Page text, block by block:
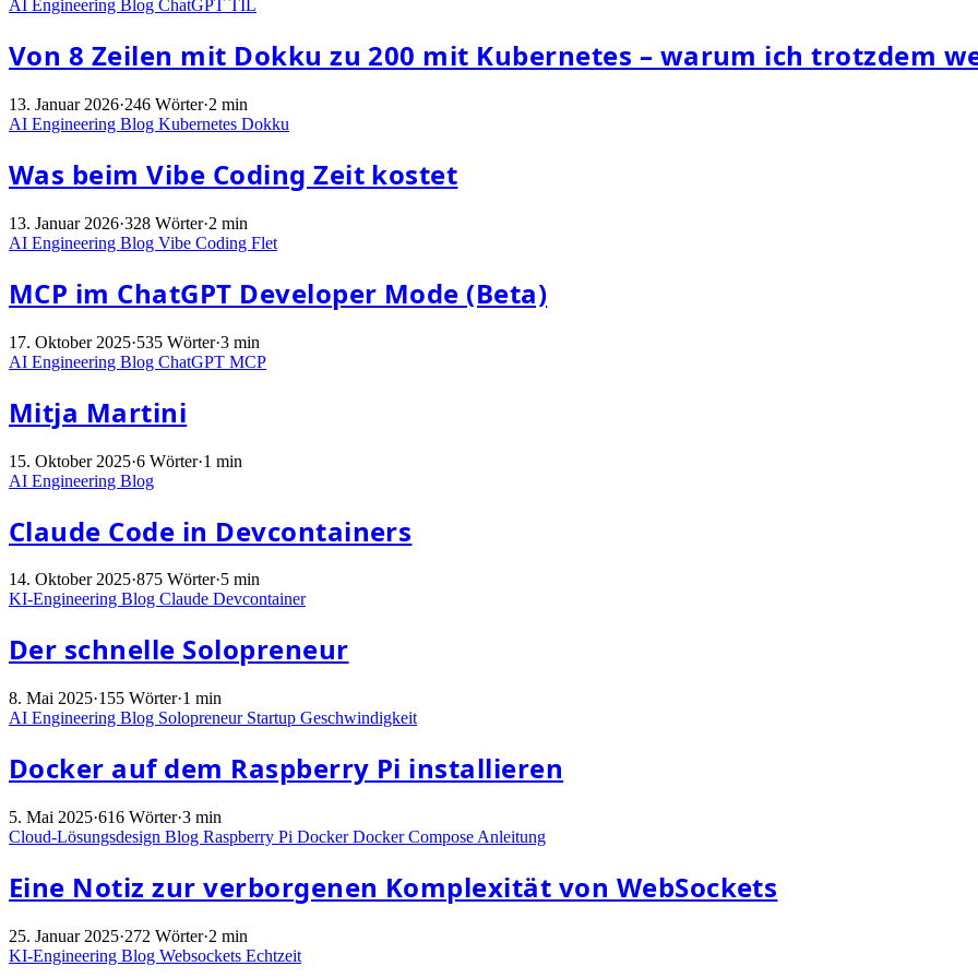
AI Engineering Blog ChatGPT TIL
Von 8 Zeilen mit Dokku zu 200 mit Kubernetes – warum ich trotzdem
13. Januar 2026·246 Wörter·2 min
AI Engineering Blog Kubernetes Dokku
Was beim Vibe Coding Zeit kostet
13. Januar 2026·328 Wörter·2 min
AI Engineering Blog Vibe Coding Flet
MCP im ChatGPT Developer Mode (Beta)
17. Oktober 2025·535 Wörter·3 min
AI Engineering Blog ChatGPT MCP
Mitja Martini
15. Oktober 2025·6 Wörter·1 min
AI Engineering Blog
Claude Code in Devcontainers
14. Oktober 2025·875 Wörter·5 min
KI-Engineering Blog Claude Devcontainer
Der schnelle Solopreneur
8. Mai 2025·155 Wörter·1 min
AI Engineering Blog Solopreneur Startup Geschwindigkeit
Docker auf dem Raspberry Pi installieren
5. Mai 2025·616 Wörter·3 min
Cloud-Lösungsdesign Blog Raspberry Pi DockerDocker Compose Anleitung
Eine Notiz zur verborgenen Komplexität von WebSockets
25. Januar 2025·272 Wörter·2 min
KI-Engineering Blog Websockets Echtzeit